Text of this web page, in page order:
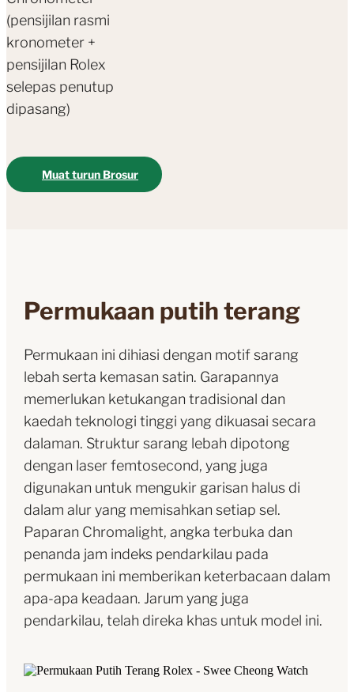
(pensijilan rasmi
kronometer +
pensijilan Rolex
selepas penutup
dipasang)
Muat turun Brosur
Permukaan putih terang
Permukaan ini dihiasi dengan motif sarang
lebah serta kemasan satin. Garapannya
memerlukan ketukangan tradisional dan
kaedah teknologi tinggi yang dikuasai secara
dalaman. Struktur sarang lebah dipotong
dengan laser femtosecond, yang juga
digunakan untuk mengukir garisan halus di
dalam alur yang memisahkan setiap sel.
Paparan Chromalight, angka terbuka dan
penanda jam indeks pendarkilau pada
permukaan ini memberikan keterbacaan dalam
apa-apa keadaan. Jarum yang juga
pendarkilau, telah direka khas untuk model ini.